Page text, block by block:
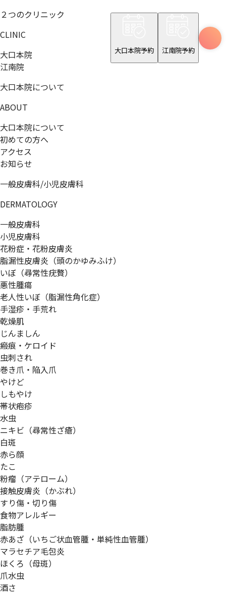
大口本院予約 江南院予約
２つのクリニック
CLINIC
大口本院
江南院
大口本院について
ABOUT
大口本院について
初めての方へ
アクセス
お知らせ
一般皮膚科/小児皮膚科
DERMATOLOGY
一般皮膚科
小児皮膚科
花粉症・花粉皮膚炎
脂漏性皮膚炎（頭のかゆみふけ）
いぼ（尋常性疣贅）
悪性腫瘍
老人性いぼ（脂漏性角化症）
手湿疹・手荒れ
乾燥肌
じんましん
瘢痕・ケロイド
虫刺され
巻き爪・陥入爪
やけど
しもやけ
帯状疱疹
水虫
ニキビ（尋常性ざ瘡）
白斑
赤ら顔
たこ
粉瘤（アテローム）
接触皮膚炎（かぶれ）
すり傷・切り傷
食物アレルギー
脂肪腫
赤あざ（いちご状血管腫・単純性血管腫）
マラセチア毛包炎
ほくろ（母斑）
爪水虫
酒さ